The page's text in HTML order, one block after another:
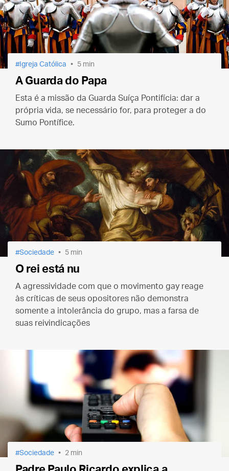
Igreja Católica 5 min
A Guarda do Papa
Esta é a missão da Guarda Suíça Pontifícia: dar a
própria vida, se necessário for, para proteger a do
Sumo Pontífice.
Sociedade 5 min
O rei está nu
A agressividade com que o movimento gay reage
às críticas de seus opositores não demonstra
somente a intolerância do grupo, mas a farsa de
suas reivindicações
Sociedade 2 min